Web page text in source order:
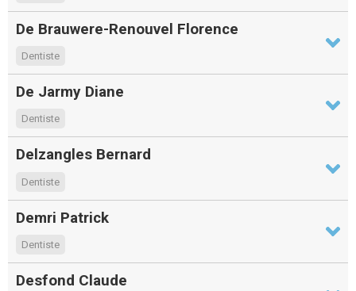
De Brauwere-Renouvel Florence
Dentiste
De Jarmy Diane
Dentiste
Delzangles Bernard
Dentiste
Demri Patrick
Dentiste
Desfond Claude